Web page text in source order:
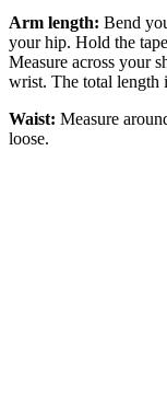
Arm length: Bend
your hip. Hold the
Measure across your
wrist. The total length
Waist: Measure
loose.